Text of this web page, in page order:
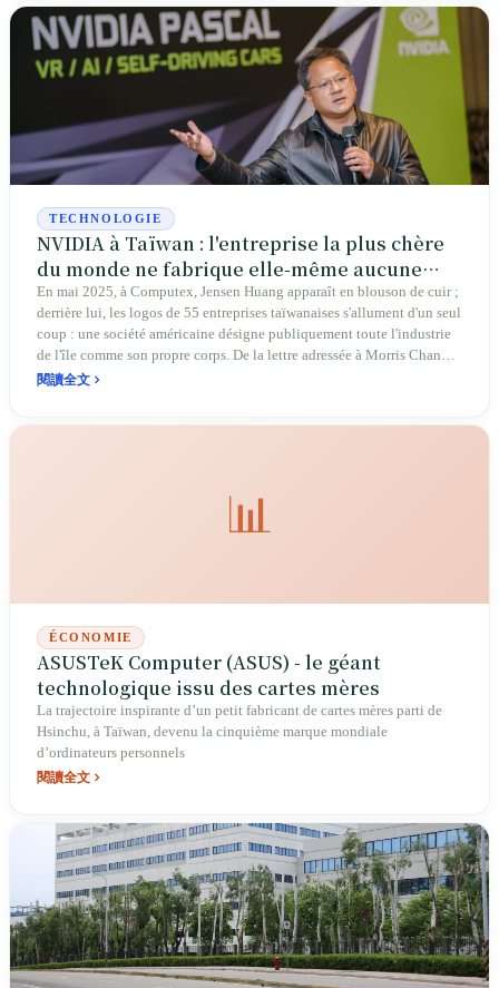
de canard et des bons patriotiques. Il a porté Acer parmi les cinq plus
grandes marques mondiales de PC et tracé la « courbe du sourire »,
entrée dans les manuels scolaires ; il est l'un des rares pères fondateurs
de la technologie taïwanaise à accepter de se mettre devant les caméras
pour dire : « Je suis le plus grand perdant. »
TECHNOLOGIE
NVIDIA à Taïwan : l'entreprise la plus chère
du monde ne fabrique elle-même aucune
puce
En mai 2025, à Computex, Jensen Huang apparaît en blouson de cuir ;
derrière lui, les logos de 55 entreprises taïwanaises s'allument d'un seul
coup : une société américaine désigne publiquement toute l'industrie
de l'île comme son propre corps. De la lettre adressée à Morris Chang
en 1996 à une capitalisation boursière franchissant les cinq billions de
l'île : être indispensable ne signifie pas que Taïwan décide.
閱讀全文
📊
ÉCONOMIE
ASUSTeK Computer (ASUS) - le géant
technologique issu des cartes mères
La trajectoire inspirante d’un petit fabricant de cartes mères parti de
Hsinchu, à Taïwan, devenu la cinquième marque mondiale
d’ordinateurs personnels
閱讀全文